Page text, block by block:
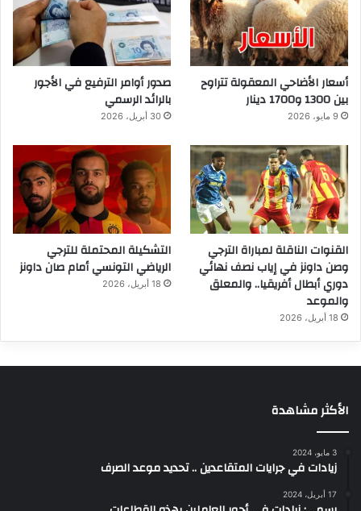
أسعار الأضاحي المعقولة تتراوح
بين 1300 و1700 دينار
9 مايو، 2026
صدور أوامر الترفيع في الأجور
بالرائد الرسمي
30 أبريل، 2026
القنوات الناقلة لمباراة الترجي
وصن داونز في إياب نصف نهائي
دوري أبطال أفريقيا.. والمعلق
والموعد
18 أبريل، 2026
التشكيلة المحتملة للترجي
الرياضي التونسي أمام صان داونز
18 أبريل، 2026
الأكثر مشاهدة
3 مايو، 2024
زيادات في جرايات المتقاعدين .. تحديد موعد الصرف
17 أبريل، 2024